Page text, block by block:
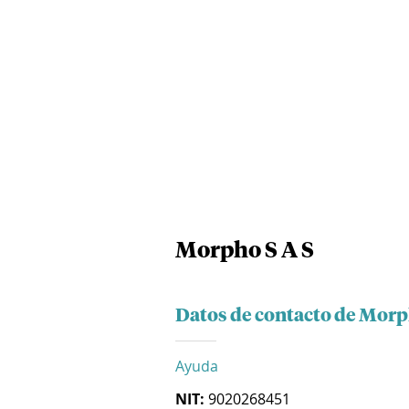
Morpho S A S
Datos de contacto de
Ayuda
NIT: 9020268451